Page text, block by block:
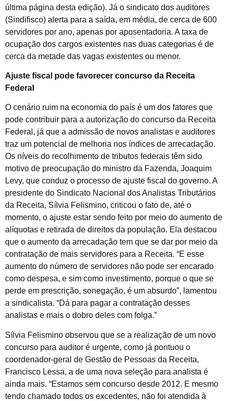
última página desta edição). Já o sindicato dos auditores
(Sindifisco) alerta para a saída, em média, de cerca de 600
servidores por ano, apenas por aposentadoria. A taxa de
ocupação dos cargos existentes nas duas categorias é de
cerca da metade das vagas existentes ou menor.
Ajuste fiscal pode favorecer concurso da Receita
Federal
O cenário ruim na economia do país é um dos fatores que
pode contribuir para a autorização do concurso da Receita
Federal, já que a admissão de novos analistas e auditores
traz um potencial de melhoria nos índices de arrecadação.
Os níveis do recolhimento de tributos federais têm sido
motivo de preocupação do ministro da Fazenda, Joaquim
Levy, que conduz o processo de ajuste fiscal do governo. A
presidente do Sindicato Nacional dos Analistas Tributários
da Receita, Sílvia Felismino, criticou o fato de, até o
momento, o ajuste estar sendo feito por meio do aumento de
alíquotas e retirada de direitos da população. Ela destacou
que o aumento da arrecadação tem que se dar por meio da
contratação de mais servidores para a Receita. “E esse
aumento do número de servidores não pode ser encarado
como despesa, e sim como investimento, porque o que se
perde em prescrição, sonegação, é um absurdo”, lamentou
a sindicalista. “Dá para pagar a contratação desses
analistas e mais o dobro deles com folga.”
Sílvia Felismino observou que se a realização de um novo
concurso para auditor é urgente, como já pontuou o
coordenador-geral de Gestão de Pessoas da Receita,
Francisco Lessa, a de uma nova seleção para analista é
ainda mais. “Estamos sem concurso desde 2012. E mesmo
tendo chamado todos os excedentes, não foi atendida à